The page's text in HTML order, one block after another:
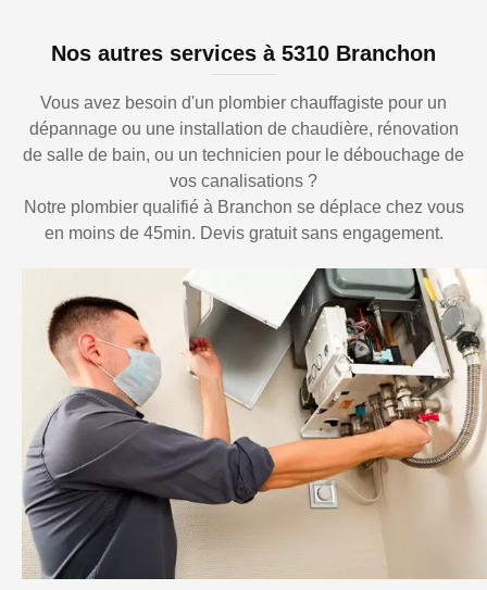
Nos autres services à 5310 Branchon
Vous avez besoin d'un plombier chauffagiste pour un
dépannage ou une installation de chaudière, rénovation
de salle de bain, ou un technicien pour le débouchage de
vos canalisations ?
Notre plombier qualifié à Branchon se déplace chez vous
en moins de 45min. Devis gratuit sans engagement.